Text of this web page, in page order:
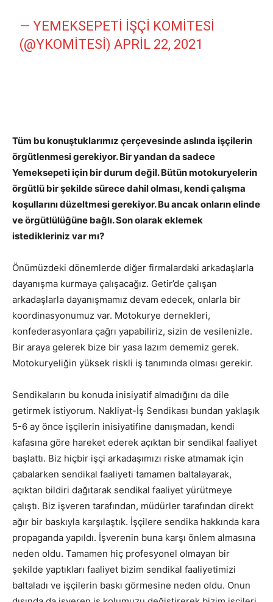
— YEMEKSEPETI İŞÇI KOMITESI
(@YKOMITESI)APRIL 22, 2021
Tüm bu konuştuklarımız çerçevesinde aslında işçilerin
örgütlenmesi gerekiyor. Bir yandan da sadece
Yemeksepeti için bir durum değil. Bütün motokuryelerin
örgütlü bir şekilde sürece dahil olması, kendi çalışma
koşullarını düzeltmesi gerekiyor. Bu ancak onların elinde
ve örgütlülüğüne bağlı. Son olarak eklemek
istedikleriniz var mı?
Önümüzdeki dönemlerde diğer firmalardaki arkadaşlarla
dayanışma kurmaya çalışacağız. Getir’de çalışan
arkadaşlarla dayanışmamız devam edecek, onlarla bir
koordinasyonumuz var. Motokurye dernekleri,
konfederasyonlara çağrı yapabiliriz, sizin de vesilenizle.
Bir araya gelerek bize bir yasa lazım dememiz gerek.
Motokuryeliğin yüksek riskli iş tanımında olması gerekir.
Sendikaların bu konuda inisiyatif almadığını da dile
getirmek istiyorum. Nakliyat-İş Sendikası bundan yaklaşık
5-6 ay önce işçilerin inisiyatifine danışmadan, kendi
kafasına göre hareket ederek açıktan bir sendikal faaliyet
başlattı. Biz hiçbir işçi arkadaşımızı riske atmamak için
çabalarken sendikal faaliyeti tamamen baltalayarak,
açıktan bildiri dağıtarak sendikal faaliyet yürütmeye
çalıştı. Biz işveren tarafından, müdürler tarafından direkt
ağır bir baskıyla karşılaştık. İşçilere sendika hakkında kara
propaganda yapıldı. İşverenin buna karşı önlem almasına
neden oldu. Tamamen hiç profesyonel olmayan bir
şekilde yaptıkları faaliyet bizim sendikal faaliyetimizi
baltaladı ve işçilerin baskı görmesine neden oldu. Onun